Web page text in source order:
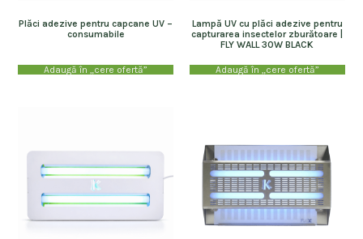
Plăci adezive pentru capcane UV –
consumabile
Adaugă în „cere ofertă”
Lampă UV cu plăci adezive pentru
capturarea insectelor zburătoare |
FLY WALL 30W BLACK
Adaugă în „cere ofertă”